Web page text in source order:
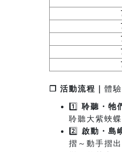
❐ 活動流程｜ 體
1️⃣ 聆聽・牠
聆聽大紫蛺
2️⃣ 啟動 ・ 島
摺～動手摺出